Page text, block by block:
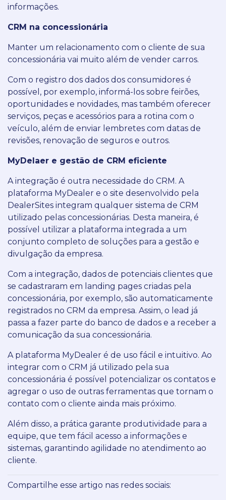
informações.
CRM na concessionária
Manter um relacionamento com o cliente de sua
concessionária vai muito além de vender carros.
Com o registro dos dados dos consumidores é
possível, por exemplo, informá-los sobre feirões,
oportunidades e novidades, mas também oferecer
serviços, peças e acessórios para a rotina com o
veículo, além de enviar lembretes com datas de
revisões, renovação de seguros e outros.
MyDelaer e gestão de CRM eficiente
A integração é outra necessidade do CRM. A
plataforma MyDealer e o site desenvolvido pela
DealerSites integram qualquer sistema de CRM
utilizado pelas concessionárias. Desta maneira, é
possível utilizar a plataforma integrada a um
conjunto completo de soluções para a gestão e
divulgação da empresa.
Com a integração, dados de potenciais clientes que
se cadastraram em landing pages criadas pela
concessionária, por exemplo, são automaticamente
registrados no CRM da empresa. Assim, o lead já
passa a fazer parte do banco de dados e a receber a
comunicação da sua concessionária.
A plataforma MyDealer é de uso fácil e intuitivo. Ao
integrar com o CRM já utilizado pela sua
concessionária é possível potencializar os contatos e
agregar o uso de outras ferramentas que tornam o
contato com o cliente ainda mais próximo.
Além disso, a prática garante produtividade para a
equipe, que tem fácil acesso a informações e
sistemas, garantindo agilidade no atendimento ao
cliente.
Compartilhe esse artigo nas redes sociais: